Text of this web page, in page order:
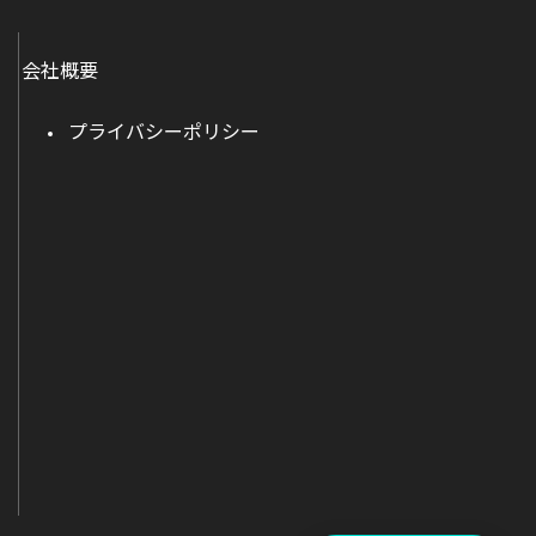
会社概要
プライバシーポリシー